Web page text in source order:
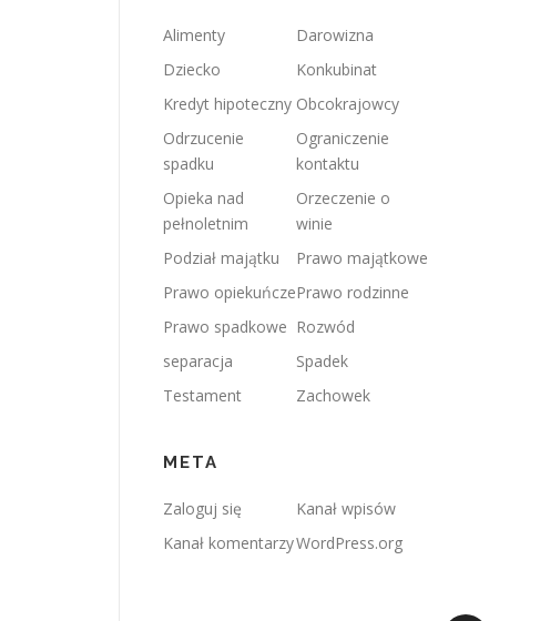
Alimenty
Darowizna
Dziecko
Konkubinat
Kredyt hipoteczny Obcokrajowcy
Odrzucenie
spadku
Ograniczenie
kontaktu
Opieka nad
pełnoletnim
Orzeczenie o
winie
Podział majątku
Prawo majątkowe
Prawo opiekuńczePrawo rodzinne
Prawo spadkowe Rozwód
separacja
Spadek
Testament
Zachowek
META
Zaloguj się
Kanał wpisów
Kanał komentarzyWordPress.org